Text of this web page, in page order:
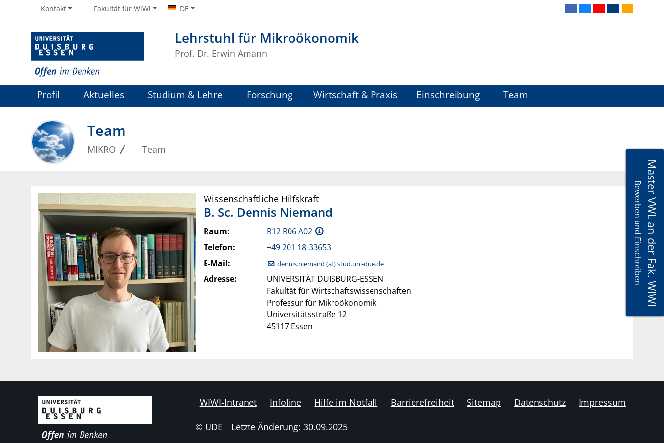
Lehrstuhl für Mikroökonomik
Prof. Dr. Erwin Amann
Kontakt Fakultät für WiWi DE
Profil Aktuelles Studium & Lehre Forschung Wirtschaft & Praxis Einschreibung Team
Team
MIKRO Team
Wissenschaftliche Hilfskraft
B. Sc. Dennis Niemand
Raum:
R12 R06 A02
Telefon:
+49 201 18-33653
E-Mail:
dennis.niemand (at) stud.uni-due.de
Adresse:
UNIVERSITÄT DUISBURG-ESSEN
Fakultät für Wirtschaftswissenschaften
Professur für Mikroökonomik
Universitätsstraße 12
45117 Essen
WIWI-Intranet Infoline Hilfe im Notfall Barrierefreiheit Sitemap Datenschutz Impressum
© UDE Letzte Änderung: 30.09.2025
Master VWL an der Fak. WIWI
Bewerben und Einschreiben